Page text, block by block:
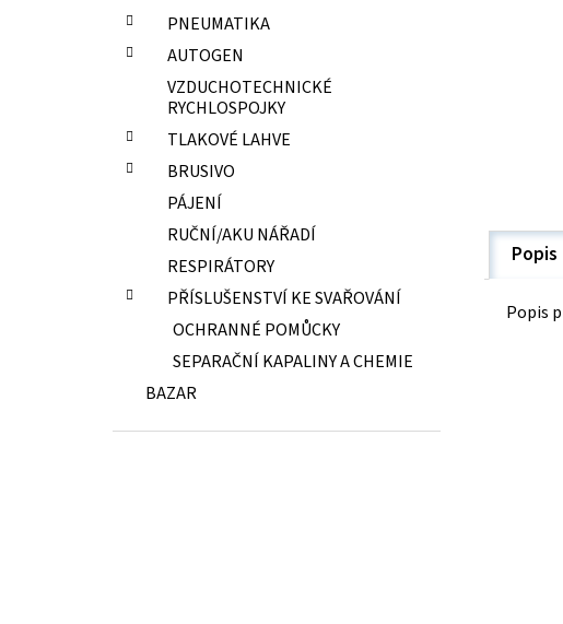
PNEUMATIKA
AUTOGEN
VZDUCHOTECHNICKÉ
RYCHLOSPOJKY
TLAKOVÉ LAHVE
BRUSIVO
PÁJENÍ
RUČNÍ/AKU NÁŘADÍ
RESPIRÁTORY
PŘÍSLUŠENSTVÍ KE SVAŘOVÁNÍ
OCHRANNÉ POMŮCKY
SEPARAČNÍ KAPALINY A CHEMIE
BAZAR
Popis
Popis